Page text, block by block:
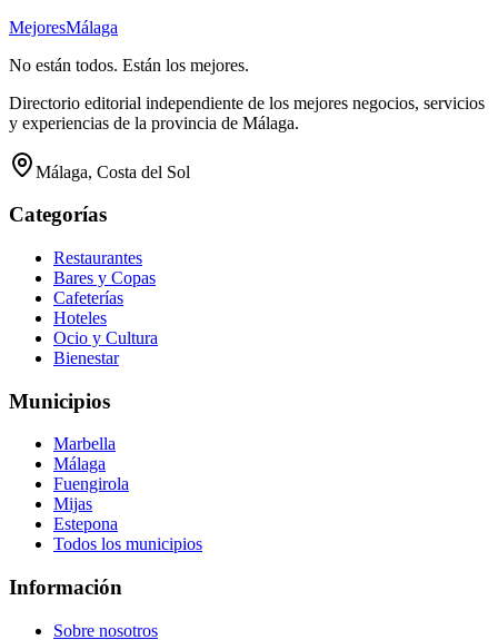
MejoresMálaga
No están todos. Están los mejores.
Directorio editorial independiente de los mejores negocios, servicios
y experiencias de la provincia de Málaga.
Málaga, Costa del Sol
Categorías
Restaurantes
Bares y Copas
Cafeterías
Hoteles
Ocio y Cultura
Bienestar
Municipios
Marbella
Málaga
Fuengirola
Mijas
Estepona
Todos los municipios
Información
Sobre nosotros